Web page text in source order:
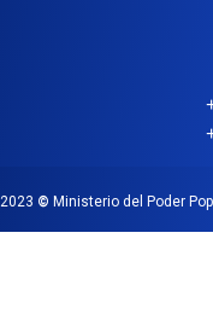
2023 © Ministerio del Poder